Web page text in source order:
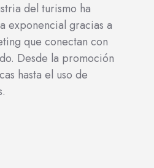
del turismo ha
exponencial gracias a
que conectan con
Desde la promoción
hasta el uso de